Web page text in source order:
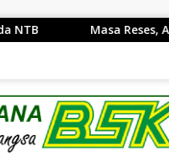
Masa Reses, Anggota DPR